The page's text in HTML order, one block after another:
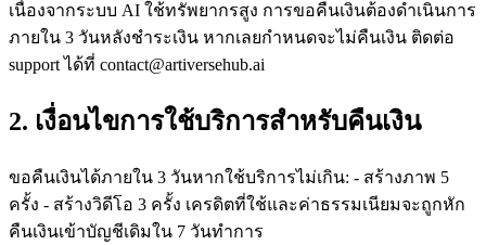
เนื่องจากระบบ AI ใช้ทรัพยากรสูง การขอคืนเงินต้องดำเนินการ
ภายใน 3 วันหลังชำระเงิน หากเลยกำหนดจะไม่คืนเงิน ติดต่อ
support ได้ที่ contact@artiversehub.ai
2. เงื่อนไขการใช้บริการสำหรับคืนเงิน
ขอคืนเงินได้ภายใน 3 วันหากใช้บริการไม่เกิน: - สร้างภาพ 5
ครั้ง - สร้างวิดีโอ 3 ครั้ง เครดิตที่ใช้และค่าธรรมเนียมจะถูกหัก
คืนเงินเข้าบัญชีเดิมใน 7 วันทำการ